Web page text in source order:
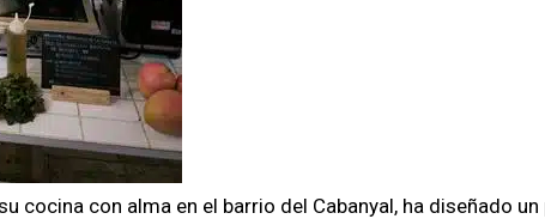
cocina con alma en el barrio del Cabanyal, ha diseñado